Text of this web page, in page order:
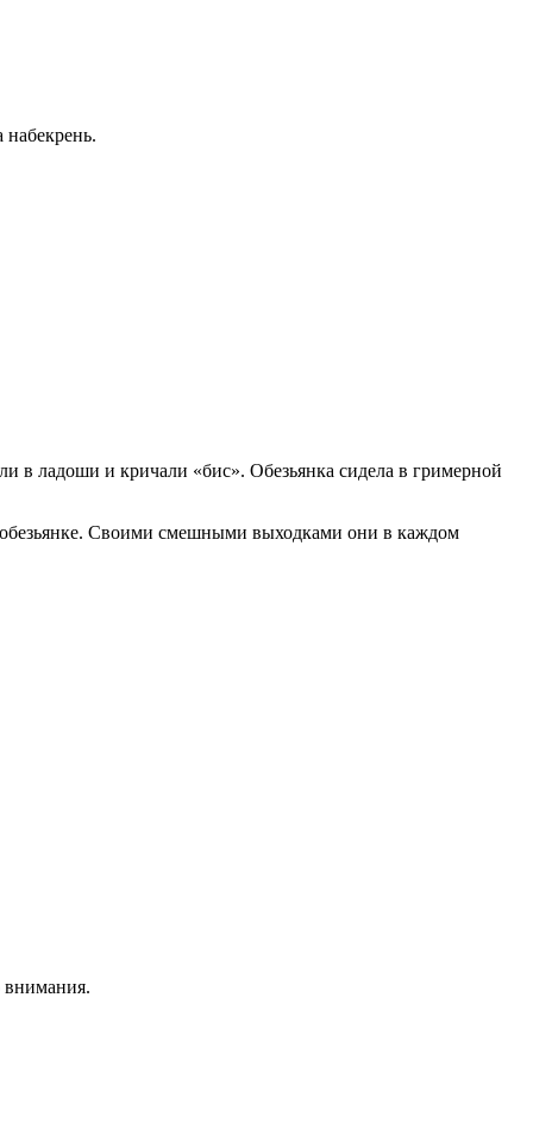
набекрень.
в ладоши и кричали «бис». Обезьянка сидела в гримерной
обезьянке. Своими смешными выходками они в каждом
внимания.